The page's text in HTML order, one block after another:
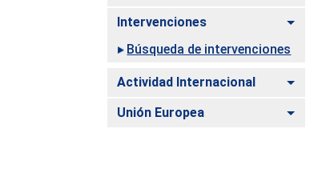
Intervenciones
Búsqueda de intervenciones
Actividad Internacional
Unión Europea